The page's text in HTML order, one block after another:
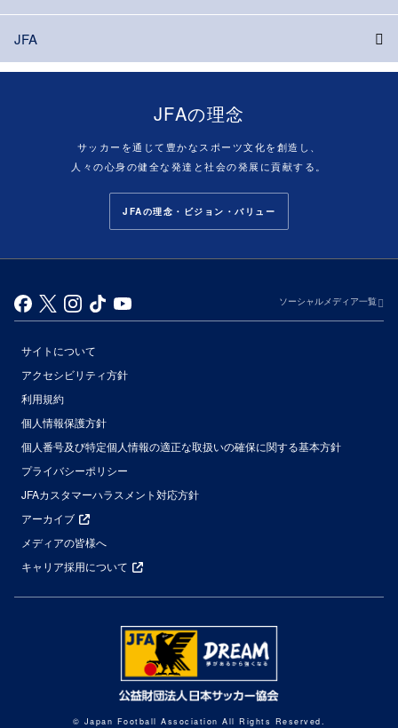
JFA
JFAの理念
サッカーを通じて豊かなスポーツ文化を創造し、
人々の心身の健全な発達と社会の発展に貢献する。
JFAの理念・ビジョン・バリュー
ソーシャルメディア一覧
サイトについて
アクセシビリティ方針
利用規約
個人情報保護方針
個人番号及び特定個人情報の適正な取扱いの確保に関する基本方針
プライバシーポリシー
JFAカスタマーハラスメント対応方針
アーカイブ
メディアの皆様へ
キャリア採用について
© Japan Football Association All Rights Reserved.